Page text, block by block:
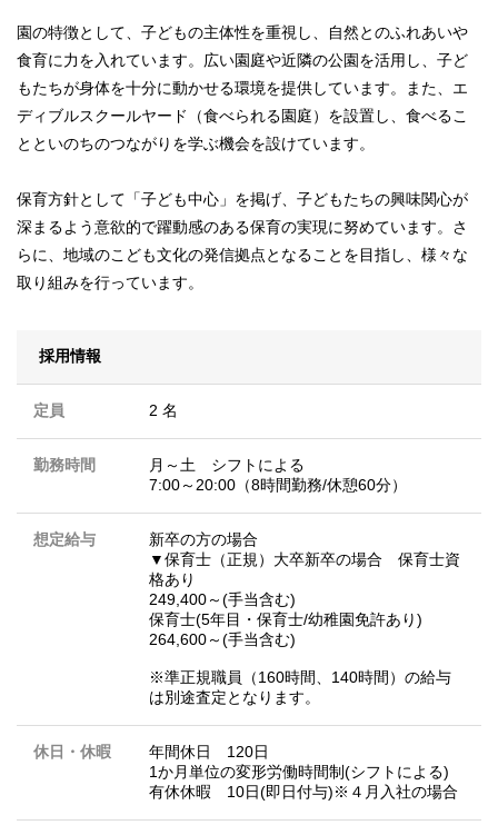
園の特徴として、子どもの主体性を重視し、自然とのふれあいや
食育に力を入れています。広い園庭や近隣の公園を活用し、子ど
もたちが身体を十分に動かせる環境を提供しています。また、エ
ディブルスクールヤード（食べられる園庭）を設置し、食べるこ
とといのちのつながりを学ぶ機会を設けています。
保育方針として「子ども中心」を掲げ、子どもたちの興味関心が
深まるよう意欲的で躍動感のある保育の実現に努めています。さ
らに、地域のこども文化の発信拠点となることを目指し、様々な
取り組みを行っています。
採用情報
定員 2 名
勤務時間
月～土 シフトによる
7:00～20:00（8時間勤務/休憩60分）
想定給与
新卒の方の場合
▼保育士（正規）大卒新卒の場合 保育士資
格あり
249,400～(手当含む)
保育士(5年目・保育士/幼稚園免許あり)
264,600～(手当含む)
※準正規職員（160時間、140時間）の給与
は別途査定となります。
休日・休暇
年間休日 120日
1か月単位の変形労働時間制(シフトによる)
有休休暇 10日(即日付与)※４月入社の場合